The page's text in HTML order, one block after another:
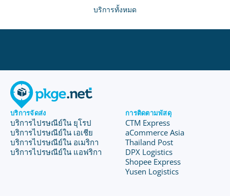
บริการทั้งหมด
บริการจัดส่ง
บริการไปรษณีย์ใน ยุโรป
บริการไปรษณีย์ใน เอเชีย
บริการไปรษณีย์ใน อเมริกา
บริการไปรษณีย์ใน แอฟริกา
การติดตามพัสดุ
CTM Express
aCommerce Asia
Thailand Post
DPX Logistics
Shopee Express
Yusen Logistics